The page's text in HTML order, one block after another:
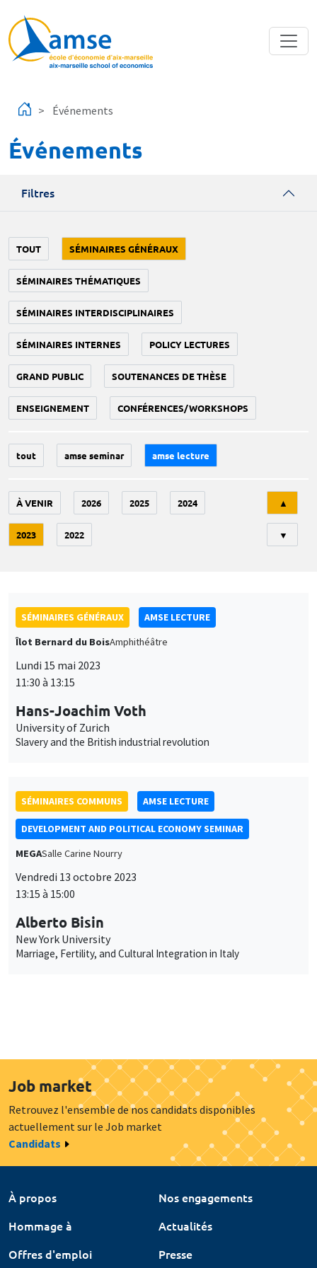
Événements
Événements
Filtres
TOUT SÉMINAIRES GÉNÉRAUX
SÉMINAIRES THÉMATIQUES
SÉMINAIRES INTERDISCIPLINAIRES
SÉMINAIRES INTERNES POLICY LECTURES
GRAND PUBLIC SOUTENANCES DE THÈSE
ENSEIGNEMENT CONFÉRENCES/WORKSHOPS
tout amse seminar amse lecture
À VENIR 2026 2025 2024
2023 2022
▲
▼
SÉMINAIRES GÉNÉRAUX
AMSE LECTURE
Îlot Bernard du BoisAmphithéâtre
Lundi 15 mai 2023
11:30 à 13:15
Hans-Joachim Voth
University of Zurich
Slavery and the British industrial revolution
SÉMINAIRES COMMUNS AMSE LECTURE
DEVELOPMENT AND POLITICAL ECONOMY SEMINAR
MEGASalle Carine Nourry
Vendredi 13 octobre 2023
13:15 à 15:00
Alberto Bisin
New York University
Marriage, Fertility, and Cultural Integration in Italy
Job market
Retrouvez l'ensemble de nos candidats disponibles
actuellement sur le Job market
Candidats
À propos
Nos engagements
Hommage à
Actualités
Offres d'emploi
Presse